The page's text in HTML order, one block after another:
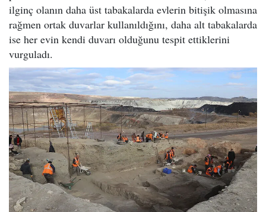
ilginç olanın daha üst tabakalarda evlerin bitişik olmasına
rağmen ortak duvarlar kullanıldığını, daha alt tabakalarda
ise her evin kendi duvarı olduğunu tespit ettiklerini
vurguladı.